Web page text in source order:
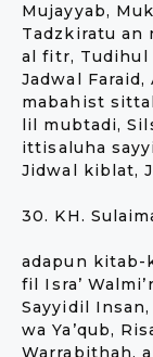
Mujayyab,
Tadzkiratu an
al fitr, Tudihul
Jadwal
mabahist
lil mubtadi,
ittisaluha
Jidwal kiblat,
30. KH.
adapun kitab-
fil Isra’
Sayyidil
wa Ya’qub,
Warrabithah,